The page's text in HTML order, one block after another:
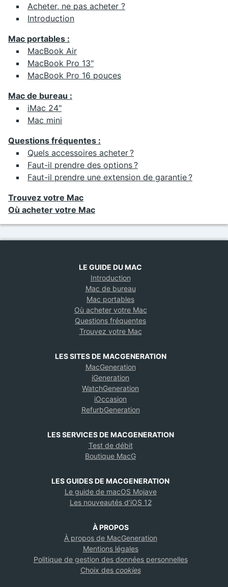
Acheter, ne pas acheter ?
Introduction
Mac portables :
MacBook Air
MacBook Pro 13"
MacBook Pro 16 pouces
Mac de bureau :
iMac 24"
Mac mini
Questions fréquentes :
Quels accessoires acheter ?
Faut-il prendre des options ?
Faut-il prendre une extension de garantie ?
Trouvez votre Mac
Où acheter votre Mac
LE GUIDE DU MAC
Introduction
Mac de bureau
Mac portables
Où acheter votre Mac
Questions fréquentes
Trouvez votre Mac
LES SITES DE MACGENERATION
MacGeneration
iGeneration
WatchGeneration
iOccasion
RefurbGeneration
LES SERVICES DE MACGENERATION
Test de débit
Boutique MacG
LES GUIDES DE MACGENERATION
Le guide de macOS Mojave
Les nouveautés d’iOS 12
À PROPOS
À propos de MacGeneration
Mentions légales
Politique de gestion des données personnelles
Choix des cookies